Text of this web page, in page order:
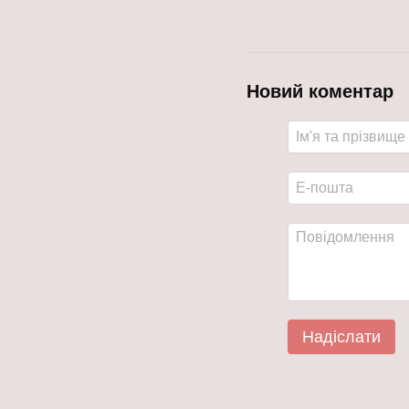
Новий коментар
Надіслати